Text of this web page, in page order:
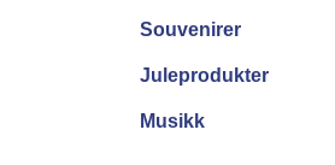
Souvenirer
Juleprodukter
Musikk